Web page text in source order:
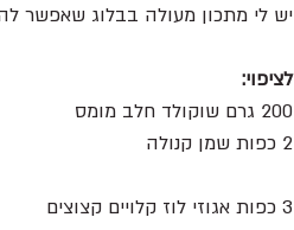
יש לי מתכון מעולה בבלוג שאפשר
לציפוי:
200 גרם שוקולד חלב מומס
2 כפות שמן קנולה
3 כפות אגוזי לוז קלויים קצוצים